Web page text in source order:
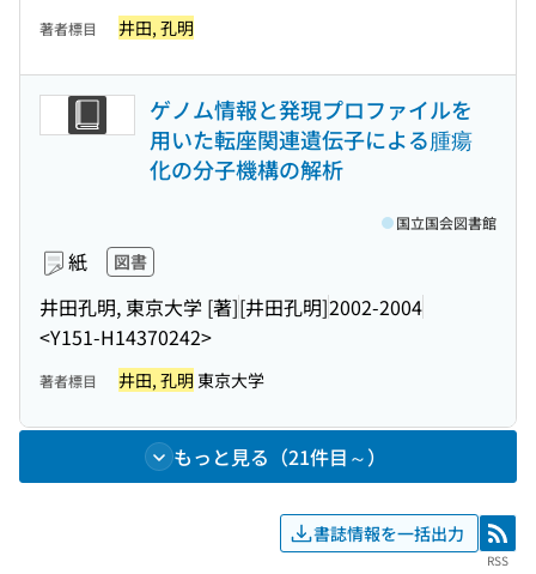
著者標目 井田, 孔明
ゲノム情報と発現プロファイルを
用いた転座関連遺伝子による腫瘍
化の分子機構の解析
紙 図書
井田孔明, 東京大学 [著][井田孔明]2002-2004
<Y151-H14370242>
国立国会図書館
著者標目 井田, 孔明 東京大学
もっと見る（21件目～）
書誌情報を一括出力 RSS
RSS